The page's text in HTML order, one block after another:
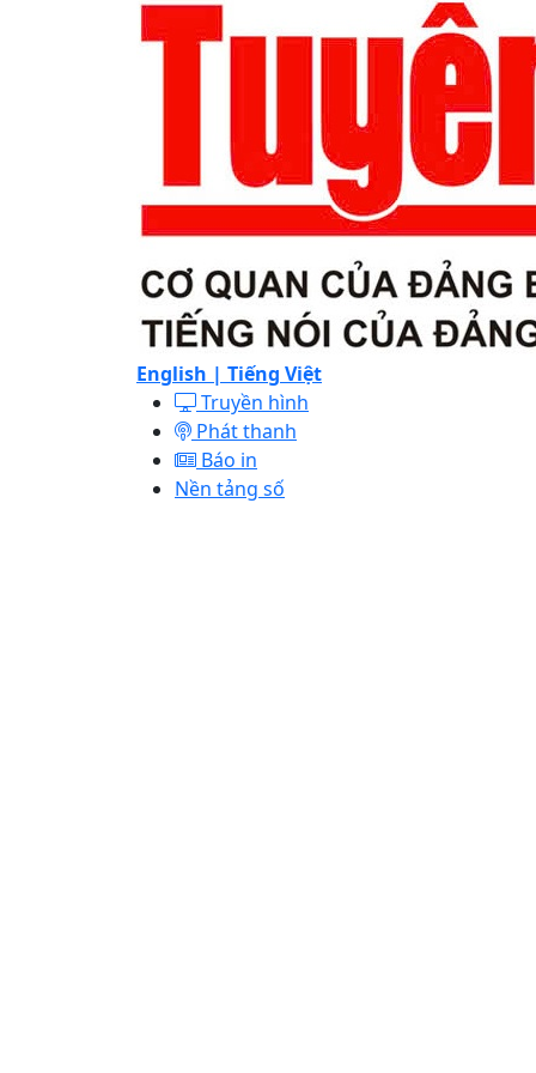
English | Tiếng Việt
Truyền hình
Phát thanh
Báo in
Nền tảng số